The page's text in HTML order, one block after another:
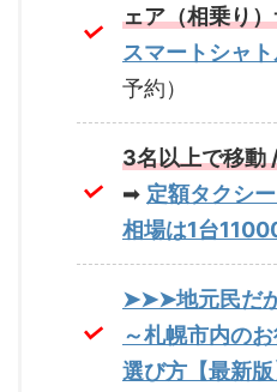
ェア（相乗り
スマートシャ
予約）
3名以上で移動
➡ 定額タクシ
相場は1台
➤➤➤地元民だ
～札幌市内の
選び方【最新版